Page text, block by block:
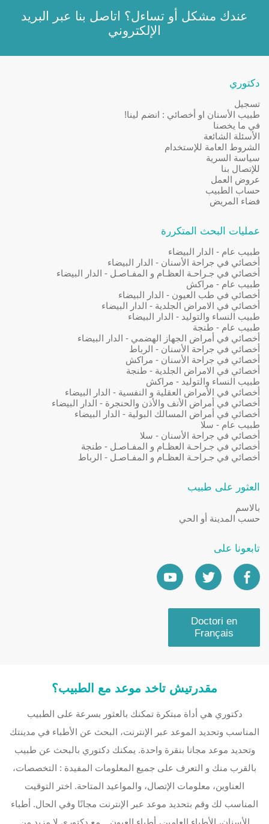
عندك مشكل أو تساءل؟ اتاصل بنا عبر
البريد
الإلكتروني
دكتوري
تسجيل
طبيب الأسنان او أخصائي : انضم لينا!
في ما يخصنا
الأسئلة الشائعة
الشروط العامة للإستخدام
سياسة السرية
للإتصال بنا
عروض العمل
حساب الطبيب
فضاء المريض
عمليات البحث المتكررة
طبيب عام - الدار البيضاء
أخصائي في جراحة الأسنان - الدار البيضاء
أخصائي في جـراحـة العظـام و المفـاصـل - الدار البيضاء
طبيب عام - مراكش
أخصائي في طب العيون - الدار البيضاء
أخصائي في الامراض الجلدية - الدار البيضاء
طبيب النساء والتوليد - الدار البيضاء
طبيب عام - طنجة
أخصائي في أمراض الجهاز الهضمي - الدار البيضاء
أخصائي في جراحة الأسنان - الرباط
أخصائي في جراحة الأسنان - مراكش
أخصائي في الامراض الجلدية - طنجة
طبيب النساء والتوليد - مراكش
أخصائي في الأمراض العقلية و النفسية - الدار البيضاء
أخصائي في أمراض الأنف والأذن والحنجرة - الدار البيضاء
أخصائي في أمراض المسالك البولية - الدار البيضاء
طبيب عام - سلا
أخصائي في جراحة الأسنان - سلا
أخصائي في جـراحـة العظـام و المفـاصـل - طنجة
أخصائي في جـراحـة العظـام و المفـاصـل - الرباط
العثور على طبيب
بالاسم
حسب المدينة أو الحي
تابعونا على
Doctori en
Français
مقدرتيش تاخد موعد مع الطبيب؟
دكتوري هي أداة مبتكرة تمكنك بالعثور بسرعة على الطبيب
المناسب وتحديد الموعد عبر الإنترنت، البحث عن الأطباء في مدينتك
وتحديد موعد مجانا بنقرة واحدة. يمكنك دكتوري بالبحث عن طبيب
بالقرب منك و التعرف على جميع المعلومات المفيدة : التخصصات،
العناوين، معلومات الإتصال، والمواعيد المتاحة. اختر التوقيت
المناسب لك وقم بتحديد موعد عبر الإنترنت مجانًا وفي الحال. أطباء